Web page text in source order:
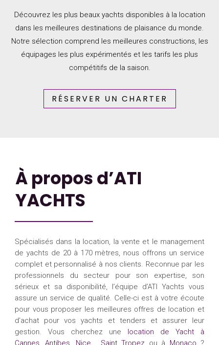
Découvrez les plus beaux yachts disponibles à la location
dans les meilleures destinations de plaisance du monde.
Notre sélection comprend les meilleures constructions, les
équipages les plus expérimentés et les tarifs les plus
compétitifs de la saison.
RÉSERVER UN CHARTER
À propos d’ATI
YACHTS
Spécialisés dans la location, la vente et le management
de yachts de 20 à 170 mètres, nous offrons un service
complet et personnalisé à nos clients. Reconnue par les
professionnels du secteur pour son expertise, son
sérieux et sa disponibilité, l’équipe d’ATI Yachts vous
assure un service de qualité. Celle-ci est à votre écoute
pour vous proposer les meilleures offres de location et
d’achat pour vos yachts et tenders et assurer leur
gestion. Vous cherchez une location de Yacht à
Cannes ,Antibes Nice Saint Tropez ou à Monaco ?